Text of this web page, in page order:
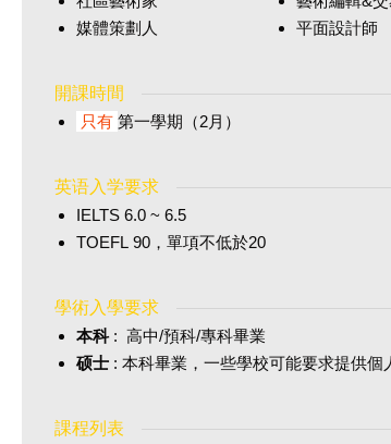
媒體策劃人
平面設計師
開課時間
只有 第一學期（2月）
英语入学要求
IELTS 6.0 ~ 6.5
TOEFL 90，單項不低於20
學術入學要求
本科: 高中/預科/專科畢業
硕士 : 本科畢業，一些學校可能要求提供個
課程列表